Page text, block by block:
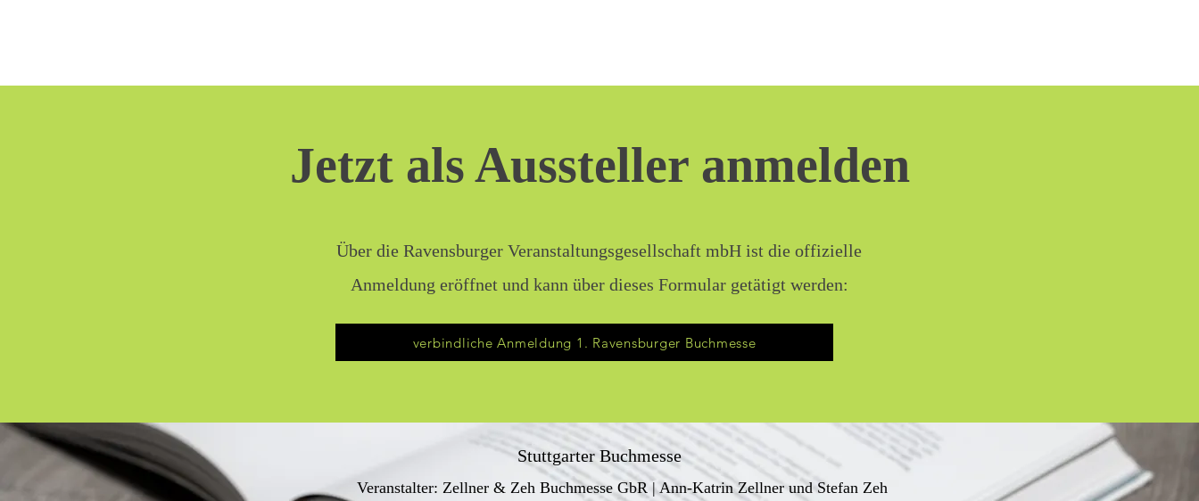
Jetzt als Aussteller anmelden
Über die Ravensburger Veranstaltungsgesellschaft mbH ist die offizielle
Anmeldung eröffnet und kann über dieses Formular getätigt werden:
verbindliche Anmeldung 1. Ravensburger Buchmesse
Stuttgarter Buchmesse
Veranstalter: Zellner & Zeh Buchmesse GbR | Ann-Katrin Zellner und Stefan Zeh